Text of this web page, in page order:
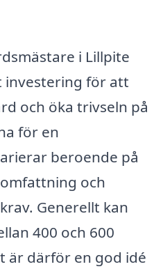
i Lillpite
investering för att
och öka trivseln på
för en
beroende på
och
Generellt kan
400 och 600
är därför en god idé